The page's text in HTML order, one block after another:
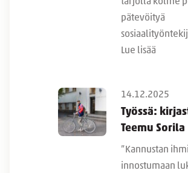
pätevöityä
Lue lisää
14.12.2025
Työssä:
Teemu Sorila
”Kannustan
innostumaan